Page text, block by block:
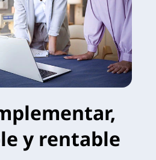
y rentable